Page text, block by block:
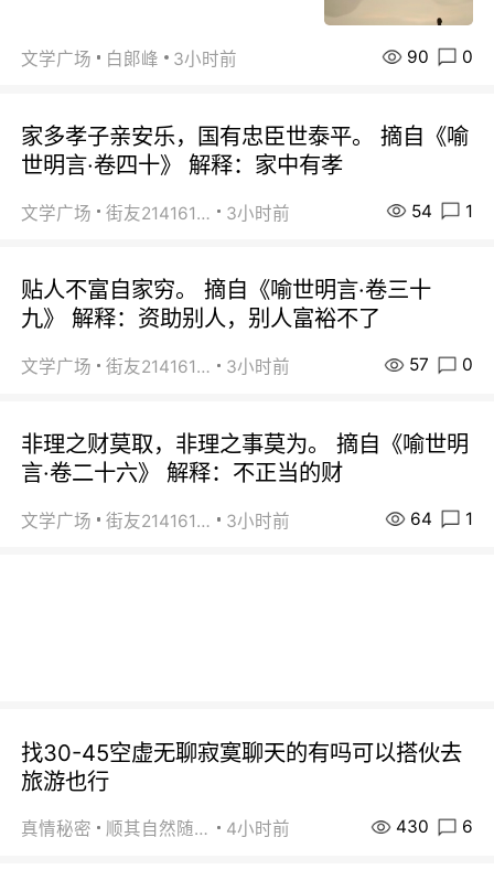
文学广场 白郞峰 3小时前 90 0
家多孝子亲安乐，国有忠臣世泰平。 摘自《喻
世明言·卷四十》 解释：家中有孝
文学广场 街友21416156 3小时前 54 1
贴人不富自家穷。 摘自《喻世明言·卷三十
九》 解释：资助别人，别人富裕不了
文学广场 街友21416156 3小时前 57 0
非理之财莫取，非理之事莫为。 摘自《喻世明
言·卷二十六》 解释：不正当的财
文学广场 街友21416156 3小时前 64 1
找30-45空虚无聊寂寞聊天的有吗可以搭伙去
旅游也行
真情秘密 顺其自然随缘 4小时前 430 6